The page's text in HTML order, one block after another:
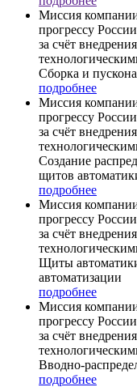
Миссия
прогрессу России
за счёт
Сборка и
подробнее
Миссия
прогрессу России
за счёт
Создание
щитов
подробнее
Миссия
прогрессу России
за счёт
Щиты
автоматизации
подробнее
Миссия
прогрессу России
за счёт
Вводно-
подробнее